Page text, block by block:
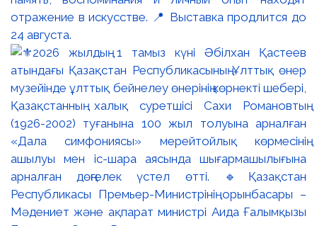
отражение в искусстве. 📍 Выставка продлится до
24 августа.